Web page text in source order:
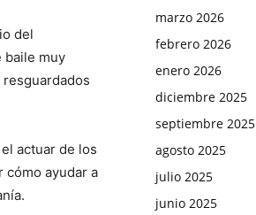
del
baile muy
actuar de los
cómo ayudar a
marzo 2026
febrero 2026
enero 2026
diciembre 2025
septiembre 2025
agosto 2025
julio 2025
junio 2025